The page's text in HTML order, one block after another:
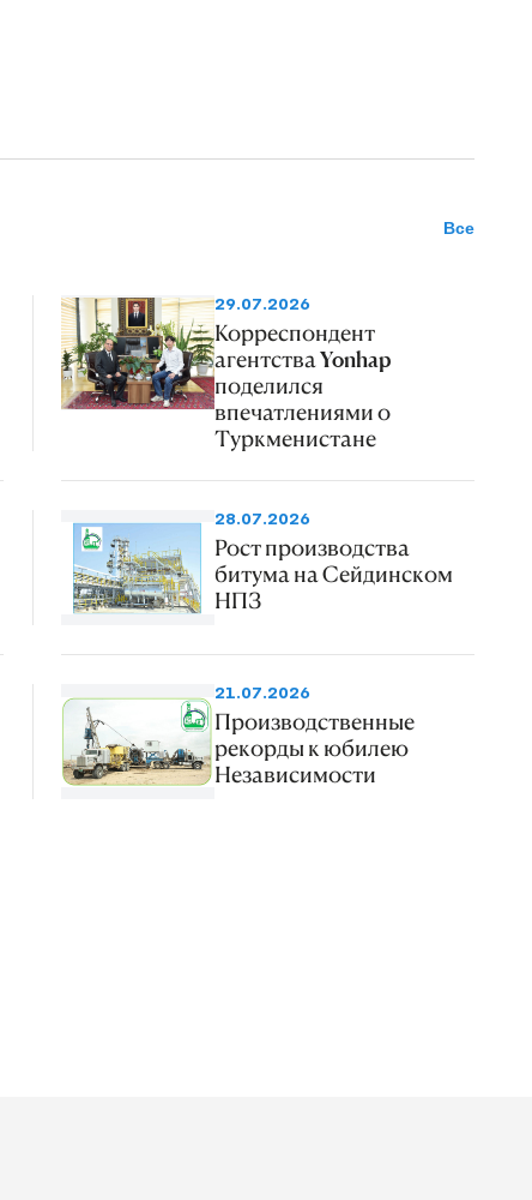
Все
29.07.2026
Корреспондент
агентства Yonhap
поделился
впечатлениями о
Туркменистане
28.07.2026
Рост производства
битума на Сейдинском
НПЗ
21.07.2026
Производственные
рекорды к юбилею
Независимости